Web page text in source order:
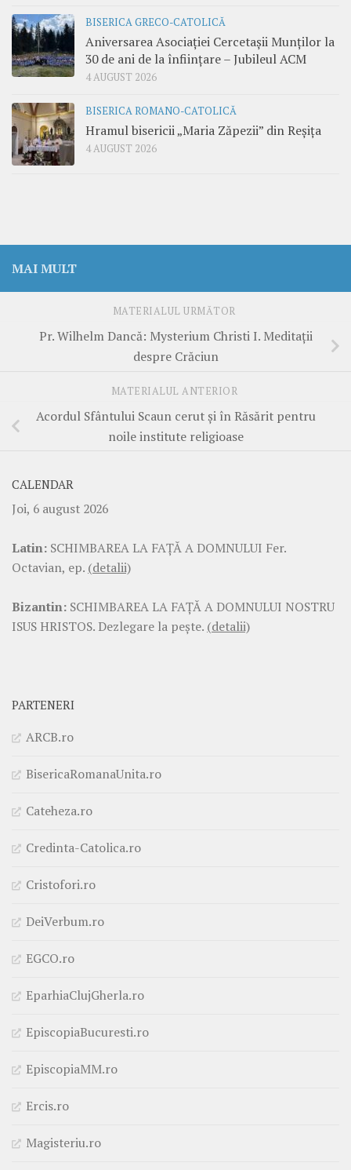
BISERICA GRECO-CATOLICĂ
Aniversarea Asociației Cercetașii Munților la
30 de ani de la înființare – Jubileul ACM
4 AUGUST 2026
BISERICA ROMANO-CATOLICĂ
Hramul bisericii „Maria Zăpezii” din Reșița
4 AUGUST 2026
MAI MULT
MATERIALUL URMĂTOR
Pr. Wilhelm Dancă: Mysterium Christi I. Meditații
despre Crăciun
MATERIALUL ANTERIOR
Acordul Sfântului Scaun cerut și în Răsărit pentru
noile institute religioase
CALENDAR
Joi, 6 august 2026
Latin: SCHIMBAREA LA FAŢĂ A DOMNULUI Fer.
Octavian, ep. (detalii)
Bizantin: SCHIMBAREA LA FAŢĂ A DOMNULUI NOSTRU
ISUS HRISTOS. Dezlegare la pește. (detalii)
PARTENERI
ARCB.ro
BisericaRomanaUnita.ro
Cateheza.ro
Credinta-Catolica.ro
Cristofori.ro
DeiVerbum.ro
EGCO.ro
EparhiaClujGherla.ro
EpiscopiaBucuresti.ro
EpiscopiaMM.ro
Ercis.ro
Magisteriu.ro